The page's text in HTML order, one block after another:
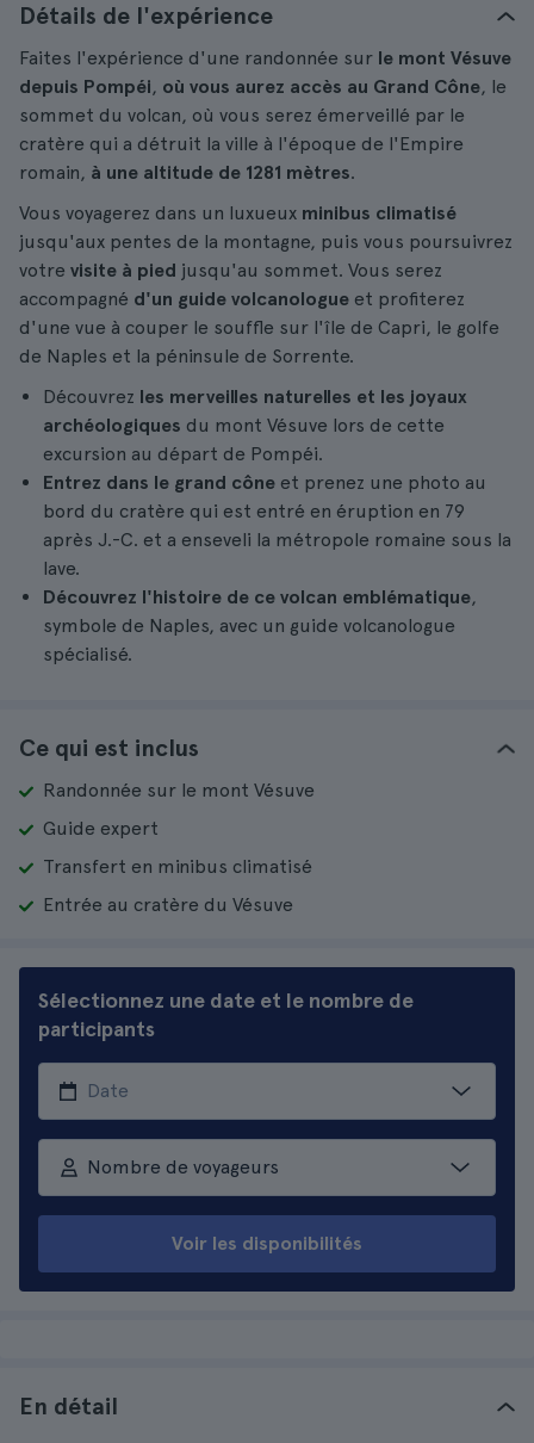
Détails de l'expérience
Faites l'expérience d'une randonnée sur le mont Vésuve
depuis Pompéi, où vous aurez accès au Grand Cône, le
sommet du volcan, où vous serez émerveillé par le
cratère qui a détruit la ville à l'époque de l'Empire
romain, à une altitude de 1281 mètres.
Vous voyagerez dans un luxueux minibus climatisé
jusqu'aux pentes de la montagne, puis vous poursuivrez
votre visite à pied jusqu'au sommet. Vous serez
accompagné d'un guide volcanologue et profiterez
d'une vue à couper le souffle sur l'île de Capri, le golfe
de Naples et la péninsule de Sorrente.
Découvrez les merveilles naturelles et les joyaux
archéologiques du mont Vésuve lors de cette
excursion au départ de Pompéi.
Entrez dans le grand cône et prenez une photo au
bord du cratère qui est entré en éruption en 79
après J.-C. et a enseveli la métropole romaine sous la
lave.
Découvrez l'histoire de ce volcan emblématique,
symbole de Naples, avec un guide volcanologue
spécialisé.
Ce qui est inclus
Randonnée sur le mont Vésuve
Guide expert
Transfert en minibus climatisé
Entrée au cratère du Vésuve
Sélectionnez une date et le nombre de
participants
Nombre de voyageurs
Voir les disponibilités
En détail